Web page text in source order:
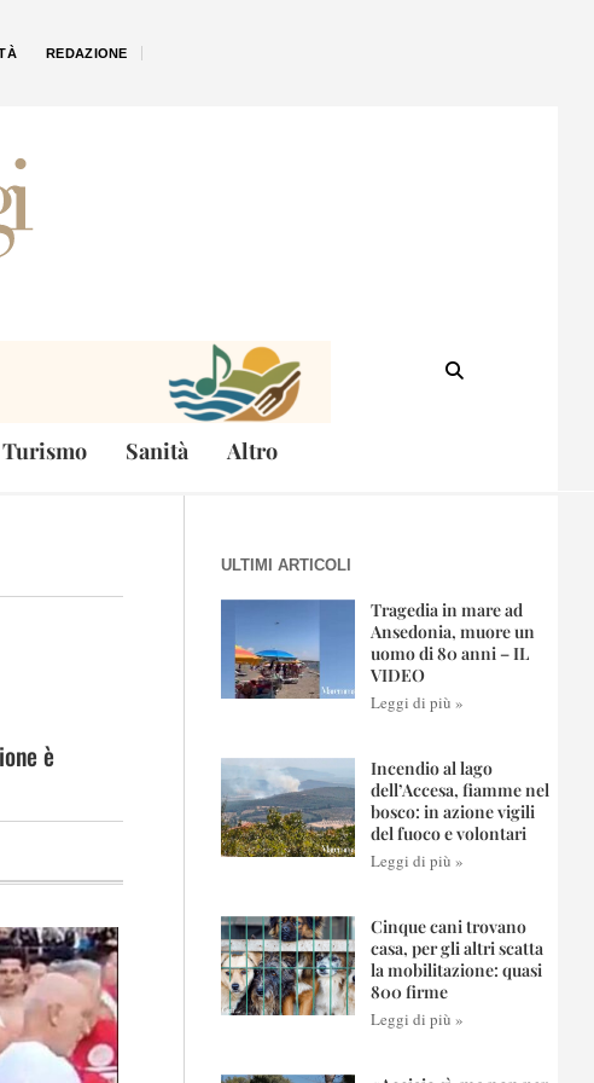
REDAZIONE
Turismo Sanità Altro
è
ULTIMI ARTICOLI
Tragedia in mare ad
Ansedonia, muore un
uomo di 80 anni – IL
VIDEO
Leggi di più »
Incendio al lago
dell’Accesa, fiamme nel
bosco: in azione vigili
del fuoco e volontari
Leggi di più »
Cinque cani trovano
casa, per gli altri scatta
la mobilitazione: quasi
800 firme
Leggi di più »